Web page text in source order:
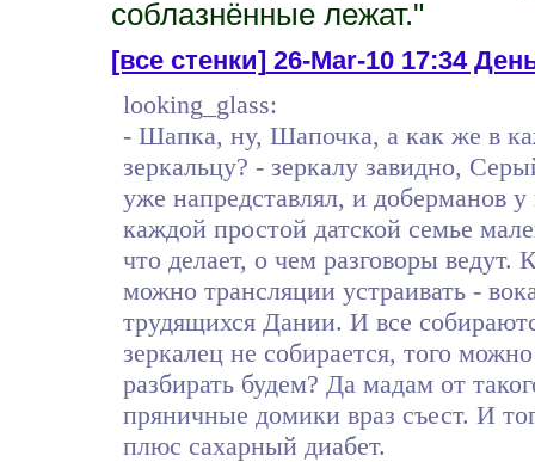
соблазнённые лежат."
[все стенки]26-Mar-10 17:34
looking_glass:
- Шапка, ну, Шапочка, а как же в
зеркальцу? - зеркалу завидно,
уже напредставлял, и доберманов
каждой простой датской семье
что делает, о чем разговоры
можно трансляции устраивать -
трудящихся Дании. И все
зеркалец не собирается, того
разбирать будем? Да мадам от
пряничные домики враз съест. И
плюс сахарный диабет.